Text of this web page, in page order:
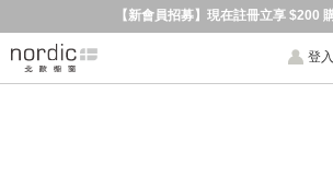
【新會員招募】現在註冊立享 $200
登